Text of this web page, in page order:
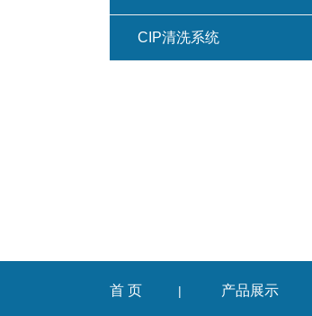
CIP清洗系统
首 页 | 产品展示